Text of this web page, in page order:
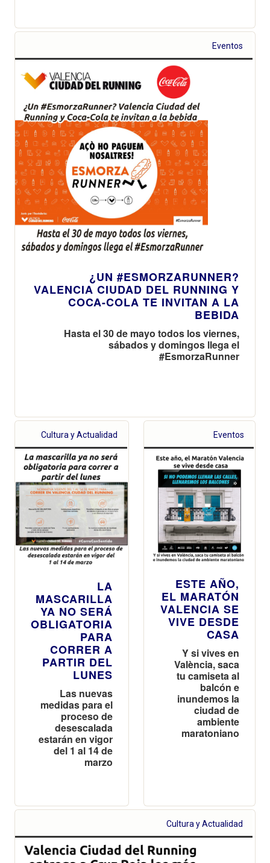
Eventos
¿UN #ESMORZARUNNER?
VALENCIA CIUDAD DEL RUNNING Y
COCA-COLA TE INVITAN A LA
BEBIDA
Hasta el 30 de mayo todos los viernes,
sábados y domingos llega el
#EsmorzaRunner
Cultura y Actualidad
LA
MASCARILLA
YA NO SERÁ
OBLIGATORIA
PARA
CORRER A
PARTIR DEL
LUNES
Las nuevas
medidas para el
proceso de
desescalada
estarán en vigor
del 1 al 14 de
marzo
Eventos
ESTE AÑO,
EL MARATÓN
VALENCIA SE
VIVE DESDE
CASA
Y si vives en
València, saca
tu camiseta al
balcón e
inundemos la
ciudad de
ambiente
maratoniano
Cultura y Actualidad